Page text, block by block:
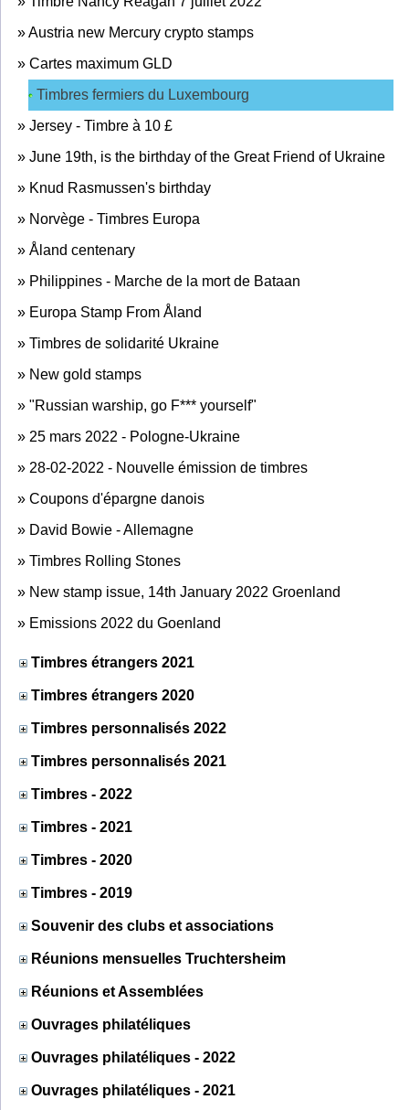
»Austria new Mercury crypto stamps
» Cartes maximum GLD
Timbres fermiers du Luxembourg
» Jersey - Timbre à 10 £
» June 19th, is the birthday of the Great Friend of Ukraine
» Knud Rasmussen's birthday
» Norvège - Timbres Europa
» Åland centenary
» Philippines - Marche de la mort de Bataan
» Europa Stamp From Åland
» Timbres de solidarité Ukraine
» New gold stamps
» "Russian warship, go F*** yourself"
» 25 mars 2022 - Pologne-Ukraine
» 28-02-2022 - Nouvelle émission de timbres
» Coupons d'épargne danois
» David Bowie - Allemagne
» Timbres Rolling Stones
» New stamp issue, 14th January 2022 Groenland
» Emissions 2022 du Goenland
Timbres étrangers 2021
Timbres étrangers 2020
Timbres personnalisés 2022
Timbres personnalisés 2021
Timbres - 2022
Timbres - 2021
Timbres - 2020
Timbres - 2019
Souvenir des clubs et associations
Réunions mensuelles Truchtersheim
Réunions et Assemblées
Ouvrages philatéliques
Ouvrages philatéliques - 2022
Ouvrages philatéliques - 2021